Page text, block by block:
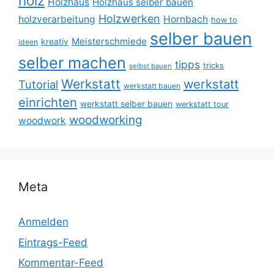
holzverarbeitung Holzwerken Hornbach how to
ideen kreativ Meisterschmiede selber bauen
selber machen selbst bauen tipps tricks
Tutorial Werkstatt werkstatt bauen werkstatt
einrichten werkstatt selber bauen werkstatt tour
woodwork woodworking
Meta
Anmelden
Eintrags-Feed
Kommentar-Feed